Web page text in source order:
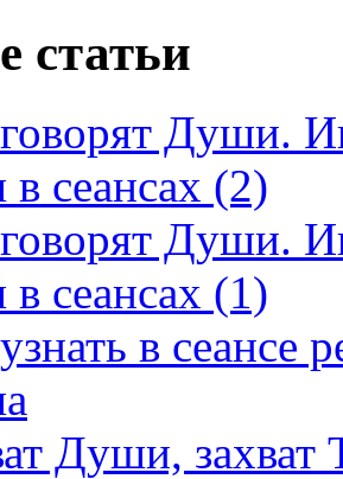
статьи
Души.
сеансах (2)
Души.
сеансах (1)
в сеансе
Души, захват